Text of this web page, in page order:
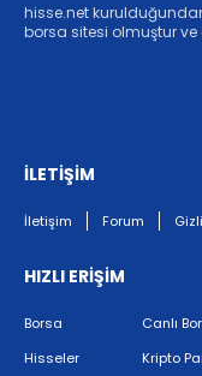
hisse.net
borsa sitesi olmuştur
İLETİŞİM
İletişim Forum
HIZLI ERİŞİM
Borsa
Hisseler
Canlı
Kripto